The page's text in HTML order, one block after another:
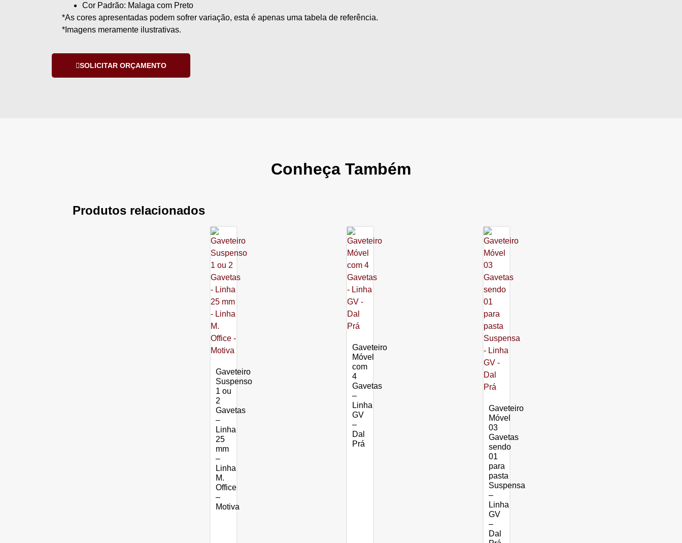
Cor Padrão: Malaga com Preto
*As cores apresentadas podem sofrer variação, esta é apenas uma tabela de referência.
*Imagens meramente ilustrativas.
SOLICITAR ORÇAMENTO
Conheça Também
Produtos relacionados
Gaveteiro
Suspenso
1 ou
2
Gavetas
–
Linha
25
mm
–
Linha
M.
Office
–
Motiva
Gaveteiro
Móvel
com
4
Gavetas
–
Linha
GV
–
Dal
Prá
Gaveteiro
Móvel
03
Gavetas
sendo
01
para
pasta
Suspensa
–
Linha
GV
–
Dal